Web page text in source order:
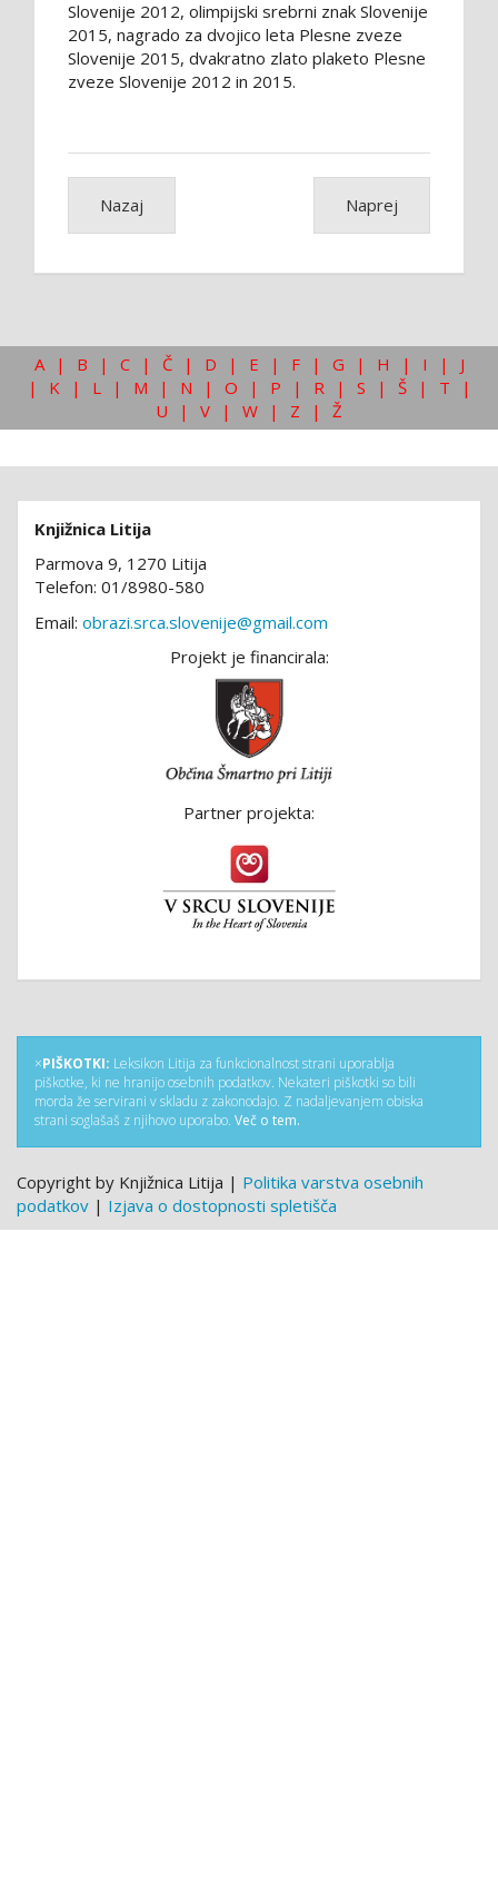
Slovenije 2012, olimpijski srebrni znak Slovenije
2015, nagrado za dvojico leta Plesne zveze
Slovenije 2015, dvakratno zlato plaketo Plesne
zveze Slovenije 2012 in 2015.
Nazaj Naprej
A | B | C | Č | D | E | F | G | H | I |
J
|
K | L | M | N | O | P | R | S | Š | T
|
U
| V | W | Z | Ž
Knjižnica Litija
Parmova 9, 1270 Litija
Telefon: 01/8980-580
Email: obrazi.srca.slovenije@gmail.com
Projekt je financirala:
Partner projekta:
×PIŠKOTKI: Leksikon Litija za funkcionalnost strani uporablja
piškotke, ki ne hranijo osebnih podatkov. Nekateri piškotki so bili
morda že servirani v skladu z zakonodajo. Z nadaljevanjem obiska
strani soglašaš z njihovo uporabo. Več o tem.
Copyright by Knjižnica Litija | Politika varstva osebnih
podatkov | Izjava o dostopnosti spletišča